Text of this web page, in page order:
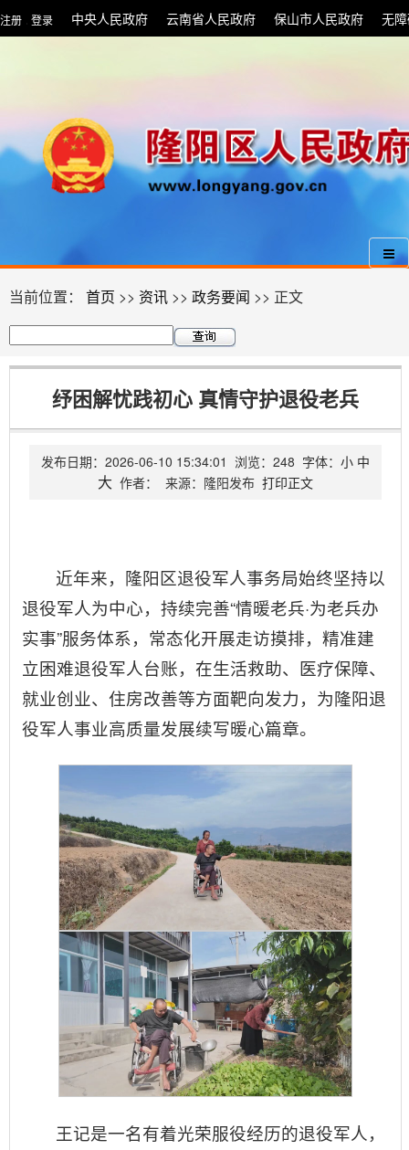
注册 | 登录 中央人民政府 云南省人民政府 保山市人民政府 无
当前位置： 首页 >> 资讯 >> 政务要闻 >> 正文
纾困解忧践初心 真情守护退役老兵
发布日期：2026-06-10 15:34:01 浏览：248 字体：小 中
大 作者： 来源： 隆阳发布 打印正文
近年来，隆阳区退役军人事务局始终坚持以
退役军人为中心，持续完善“情暖老兵·为老兵办
实事”服务体系，常态化开展走访摸排，精准建
立困难退役军人台账，在生活救助、医疗保障、
就业创业、住房改善等方面靶向发力，为隆阳退
役军人事业高质量发展续写暖心篇章。
王记是一名有着光荣服役经历的退役军人，